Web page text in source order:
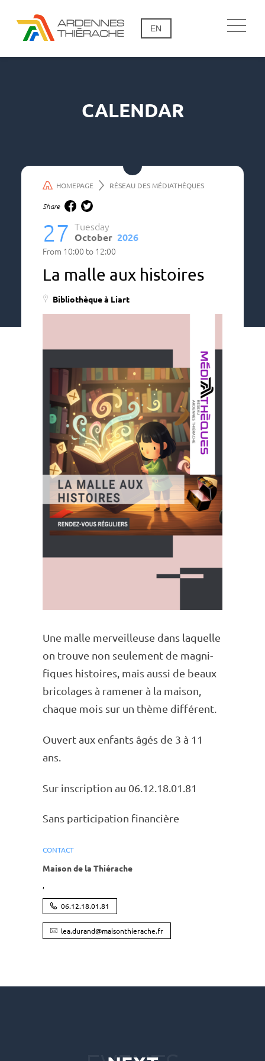
EN
CALENDAR
HOMEPAGE RÉSEAU DES MÉDIATHÈQUES
Share
La malle aux histoires
Bibliothèque à Liart
Tuesday
27 October 2026
From 10:00 to 12:00
Une malle merveilleuse dans laquelle
on trouve non seule­ment de magni­
fiques histoires, mais aussi de beaux
brico­lages à rame­ner à la maison,
chaque mois sur un thème diffé­rent.
Ouvert aux enfants âgés de 3 à 11
ans.
Sur inscrip­tion au 06.12.18.01.81
Sans parti­ci­pa­tion finan­cière
CONTACT
Maison de la Thiérache
,
06.12.18.01.81
lea.durand@maisonthierache.fr